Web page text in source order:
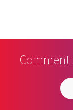
Comment